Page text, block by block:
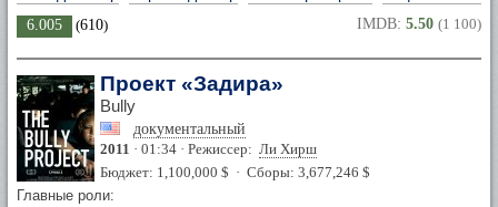
6.005 (610) IMDB: 5.50 (1 100)
Проект «Задира»
Bully
документальный
2011 · 01:34 · Режиссер: Ли Хирш
Бюджет: 1,100,000 $ · Сборы: 3,677,246 $
Главные роли: